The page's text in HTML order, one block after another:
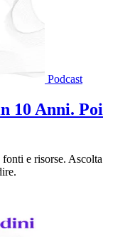
Podcast
10 Anni. Poi
e risorse. Ascolta